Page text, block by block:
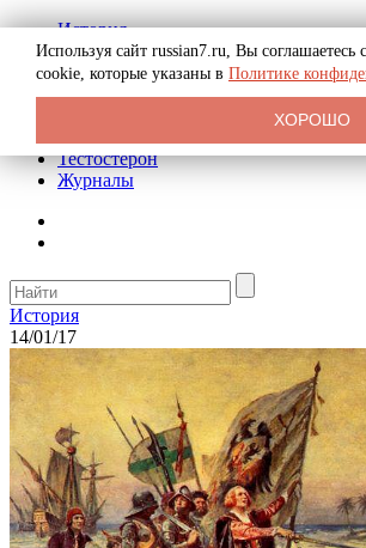
История
Биография
Криминал
Реклама на сайте
Тестостерон
Журналы
История
14/01/17
Используя сайт russian7.ru, Вы соглашаетесь
cookie, которые указаны в Политике
ХОРОШО